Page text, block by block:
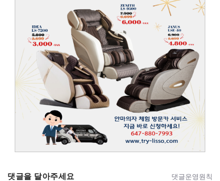
댓글을 달아주세요 댓글운영원칙